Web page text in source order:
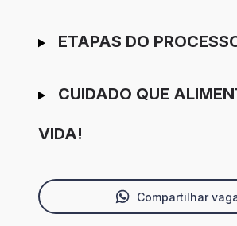
ETAPAS DO
CUIDADO QUE
VIDA!
Compartilhar